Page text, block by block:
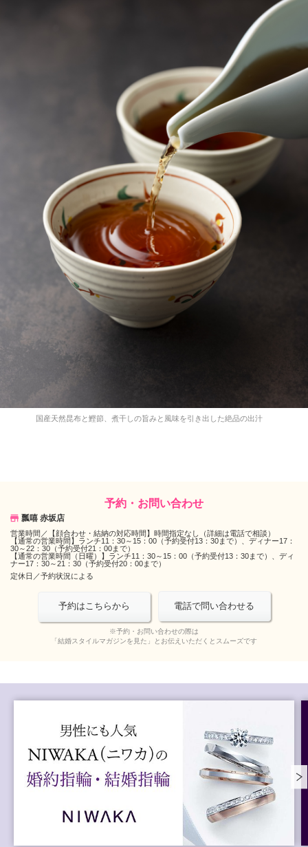
国産天然昆布と鰹節、煮干しの旨みと風味を引き出した絶品の出汁
予約・お問い合わせ
瓢嘻 赤坂店
営業時間／
【顔合わせ・結納の対応時間】時間指定なし（詳細は電話で相談）
【通常の営業時間】ランチ11：30～15：00（予約受付13：30まで）、ディナー17：
30～22：30（予約受付21：00まで）
【通常の営業時間（日曜）】ランチ11：30～15：00（予約受付13：30まで）、ディ
ナー17：30～21：30（予約受付20：00まで）
定休日／予約状況による
予約はこちらから 電話で問い合わせる
※予約・お問い合わせの際は
「結婚スタイルマガジンを見た」とお伝えいただくとスムーズです